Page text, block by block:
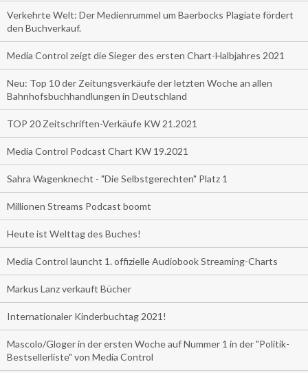
Verkehrte Welt: Der Medienrummel um Baerbocks Plagiate fördert
den Buchverkauf.
Media Control zeigt die Sieger des ersten Chart-Halbjahres 2021
Neu: Top 10 der Zeitungsverkäufe der letzten Woche an allen
Bahnhofsbuchhandlungen in Deutschland
TOP 20 Zeitschriften-Verkäufe KW 21.2021
Media Control Podcast Chart KW 19.2021
Sahra Wagenknecht - "Die Selbstgerechten" Platz 1
Millionen Streams Podcast boomt
Heute ist Welttag des Buches!
Media Control launcht 1. offizielle Audiobook Streaming-Charts
Markus Lanz verkauft Bücher
Internationaler Kinderbuchtag 2021!
Mascolo/Gloger in der ersten Woche auf Nummer 1 in der "Politik-
Bestsellerliste" von Media Control